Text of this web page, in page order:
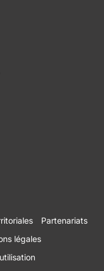
Partenariats
légales